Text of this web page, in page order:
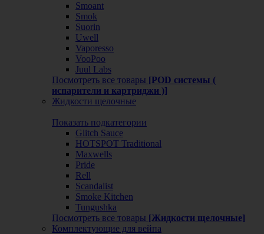
Smoant
Smok
Suorin
Uwell
Vaporesso
VooPoo
Juul Labs
Посмотреть все товары [POD системы (
испарители и картриджи )]
Жидкости щелочные
Показать подкатегории
Glitch Sauce
HOTSPOT Traditional
Maxwells
Pride
Rell
Scandalist
Smoke Kitchen
Tungushka
Посмотреть все товары [Жидкости щелочные]
Комплектующие для вейпа